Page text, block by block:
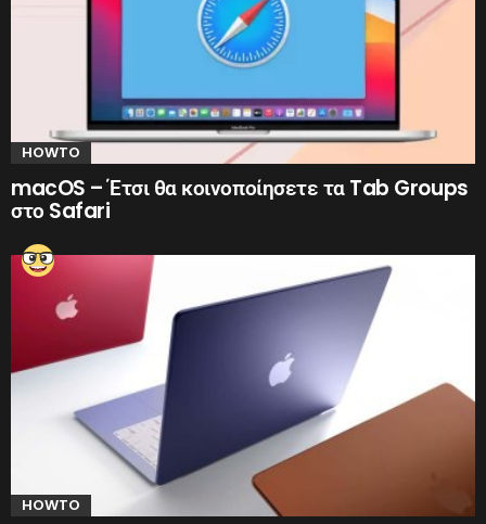
HOWTO
macOS – Έτσι θα κοινοποίησετε τα Tab Groups
στο Safari
HOWTO